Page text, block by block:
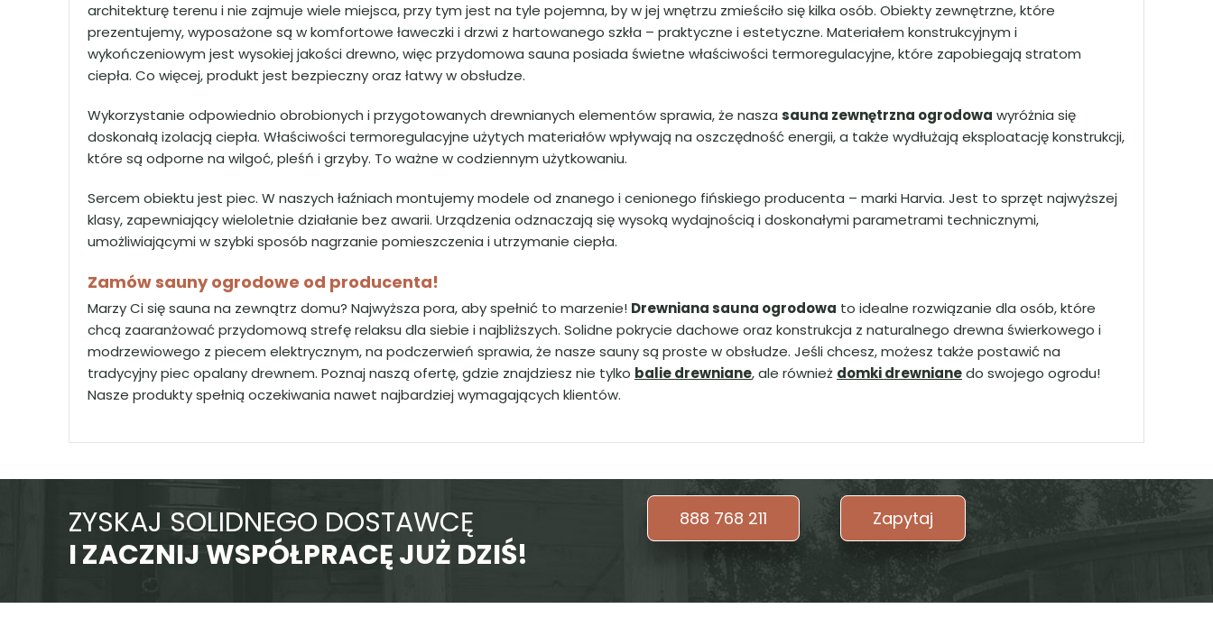
architekturę terenu i nie zajmuje wiele miejsca, przy tym jest na tyle pojemna, by w jej wnętrzu zmieściło się kilka osób. Obiekty zewnętrzne, które
prezentujemy, wyposażone są w komfortowe ławeczki i drzwi z hartowanego szkła – praktyczne i estetyczne. Materiałem konstrukcyjnym i
wykończeniowym jest wysokiej jakości drewno, więc przydomowa sauna posiada świetne właściwości termoregulacyjne, które zapobiegają stratom
ciepła. Co więcej, produkt jest bezpieczny oraz łatwy w obsłudze.
Wykorzystanie odpowiednio obrobionych i przygotowanych drewnianych elementów sprawia, że nasza sauna zewnętrzna ogrodowa wyróżnia się
doskonałą izolacją ciepła. Właściwości termoregulacyjne użytych materiałów wpływają na oszczędność energii, a także wydłużają eksploatację konstrukcji,
które są odporne na wilgoć, pleśń i grzyby. To ważne w codziennym użytkowaniu.
Sercem obiektu jest piec. W naszych łaźniach montujemy modele od znanego i cenionego fińskiego producenta – marki Harvia. Jest to sprzęt najwyższej
klasy, zapewniający wieloletnie działanie bez awarii. Urządzenia odznaczają się wysoką wydajnością i doskonałymi parametrami technicznymi,
umożliwiającymi w szybki sposób nagrzanie pomieszczenia i utrzymanie ciepła.
Zamów sauny ogrodowe od producenta!
Marzy Ci się sauna na zewnątrz domu? Najwyższa pora, aby spełnić to marzenie! Drewniana sauna ogrodowa to idealne rozwiązanie dla osób, które
chcą zaaranżować przydomową strefę relaksu dla siebie i najbliższych. Solidne pokrycie dachowe oraz konstrukcja z naturalnego drewna świerkowego i
modrzewiowego z piecem elektrycznym, na podczerwień sprawia, że nasze sauny są proste w obsłudze. Jeśli chcesz, możesz także postawić na
tradycyjny piec opalany drewnem. Poznaj naszą ofertę, gdzie znajdziesz nie tylko balie drewniane, ale również domki drewnianedo swojego ogrodu!
Nasze produkty spełnią oczekiwania nawet najbardziej wymagających klientów.
ZYSKAJ SOLIDNEGO DOSTAWCĘ
I ZACZNIJ WSPÓŁPRACĘ JUŻ DZIŚ!
888 768 211 Zapytaj